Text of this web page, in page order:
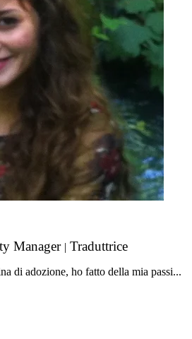
Manager | Traduttrice
di adozione, ho fatto della mia passi...